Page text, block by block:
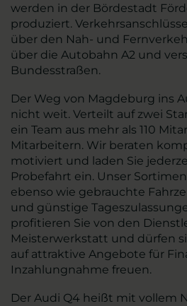
werden in der Bördestadt
produziert.
über den Nah- und
über die Autobahn A2 und
Bundesstraßen.
Der Weg von Magdeburg ins
nicht weit. Verteilt auf zwei
ein Team aus mehr als 110
Mitarbeitern. Wir beraten
motiviert und laden Sie
Probefahrt ein. Unser
ebenso wie gebrauchte
und günstige
profitieren Sie von den
Meisterwerkstatt und dürfen
auf attraktive Angebote für
Inzahlungnahme freuen.
Der Audi Q4 heißt mit vollem